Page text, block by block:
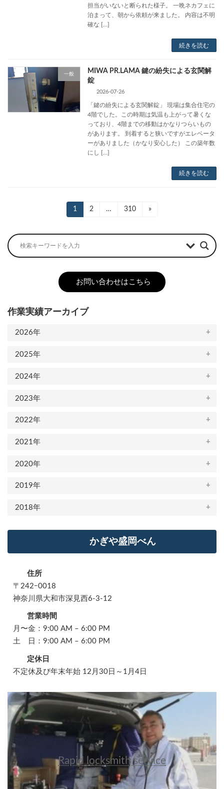
担当がいないと断られた様子。 一晩ネカフェに
泊まって、朝から依頼が来ました。 内容は不明
確な […]
続きを読む
一般
MIWA PR.LAMA 鍵の紛失による玄関解
錠
2026-07-26
「鍵の紛失による玄関解錠」 現場は集合住宅の
4階でした。この時期は気温も上がって暑くな
っており、4階までの移動はかなりつらいもの
があります。 到着すると狭いですがエレベータ
ーがありました（かなり安心した） この築年数
にし […]
続きを読む
の
ペ
送
り
固
定
ー
ジ
1
固
ー
2 …
固
ー
310 »
お問い合わせはこちら
作業実績アーカイブ
2026年
2025年
2024年
2023年
2022年
2021年
2020年
2019年
2018年
かぎや盛岡べん
住所
〒242ｰ0018
神奈川県大和市深見西6-3-12
営業時間
月〜金：9:00 AM – 6:00 PM
土 日：9:00 AM – 6:00 PM
定休日
不定休及び年末年始 12月30日～1月4日
Rapid locksmith service